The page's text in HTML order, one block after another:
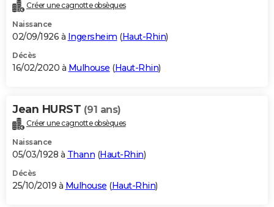
Créer une cagnotte obsèques
Naissance
02/09/1926 à Ingersheim (Haut-Rhin)
Décès
16/02/2020 à Mulhouse (Haut-Rhin)
Jean HURST (91 ans)
Créer une cagnotte obsèques
Naissance
05/03/1928 à Thann (Haut-Rhin)
Décès
25/10/2019 à Mulhouse (Haut-Rhin)